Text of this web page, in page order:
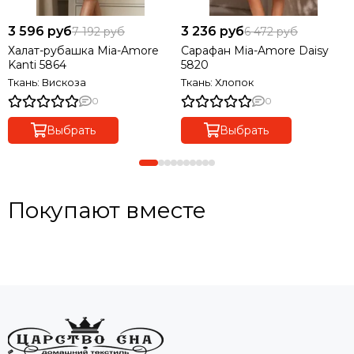
3 596 руб7 192 руб
Халат-рубашка Mia-Amore
Kanti 5864
Ткань: Вискоза
0
Выбрать
3 236 руб6 472 руб
Сарафан Mia-Amore Daisy
5820
Ткань: Хлопок
0
Выбрать
Покупают вместе